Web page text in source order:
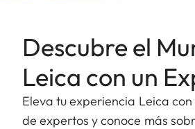
Descubre el
Leica con un
Eleva tu experiencia Leica
de expertos y conoce más